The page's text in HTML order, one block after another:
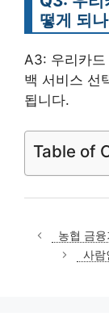
떻게 되
A3: 우리카드
백 서비스 선
됩니다.
Table of
농협 금
사람